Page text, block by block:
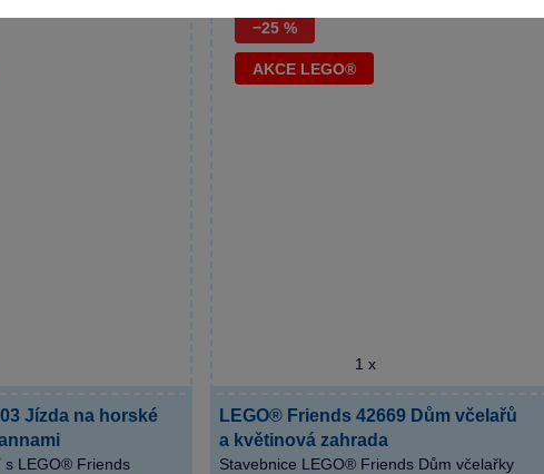
Jízda na horské
s LEGO® Friends
−25 %
AKCE LEGO®
1 x
LEGO® Friends 42669 Dům včelařů
a květinová zahrada
Stavebnice LEGO® Friends Dům včelařky